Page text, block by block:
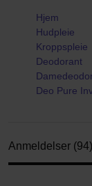
Hjem
Hudpleie
Kroppspleie
Deodorant
Deo Pure
Anmeldelser (94)